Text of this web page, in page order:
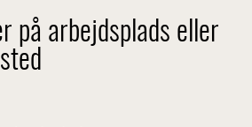
på arbejdsplads eller